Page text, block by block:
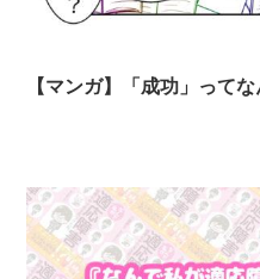
【マンガ】「成功」って